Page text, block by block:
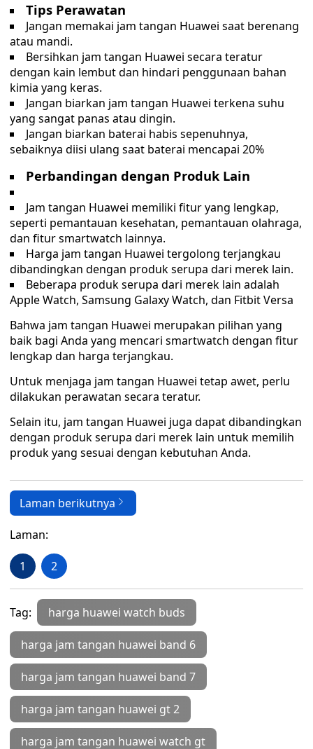
Tips Perawatan
Jangan memakai jam tangan Huawei saat berenang
atau mandi.
Bersihkan jam tangan Huawei secara teratur
dengan kain lembut dan hindari penggunaan bahan
kimia yang keras.
Jangan biarkan jam tangan Huawei terkena suhu
yang sangat panas atau dingin.
Jangan biarkan baterai habis sepenuhnya,
sebaiknya diisi ulang saat baterai mencapai 20%
Perbandingan dengan Produk Lain
Jam tangan Huawei memiliki fitur yang lengkap,
seperti pemantauan kesehatan, pemantauan olahraga,
dan fitur smartwatch lainnya.
Harga jam tangan Huawei tergolong terjangkau
dibandingkan dengan produk serupa dari merek lain.
Beberapa produk serupa dari merek lain adalah
Apple Watch, Samsung Galaxy Watch, dan Fitbit Versa
Bahwa jam tangan Huawei merupakan pilihan yang
baik bagi Anda yang mencari smartwatch dengan fitur
lengkap dan harga terjangkau.
Untuk menjaga jam tangan Huawei tetap awet, perlu
dilakukan perawatan secara teratur.
Selain itu, jam tangan Huawei juga dapat dibandingkan
dengan produk serupa dari merek lain untuk memilih
produk yang sesuai dengan kebutuhan Anda.
Laman berikutnya
Laman:
1 2
Tag: harga huawei watch buds
harga jam tangan huawei band 6
harga jam tangan huawei band 7
harga jam tangan huawei gt 2
harga jam tangan huawei watch gt